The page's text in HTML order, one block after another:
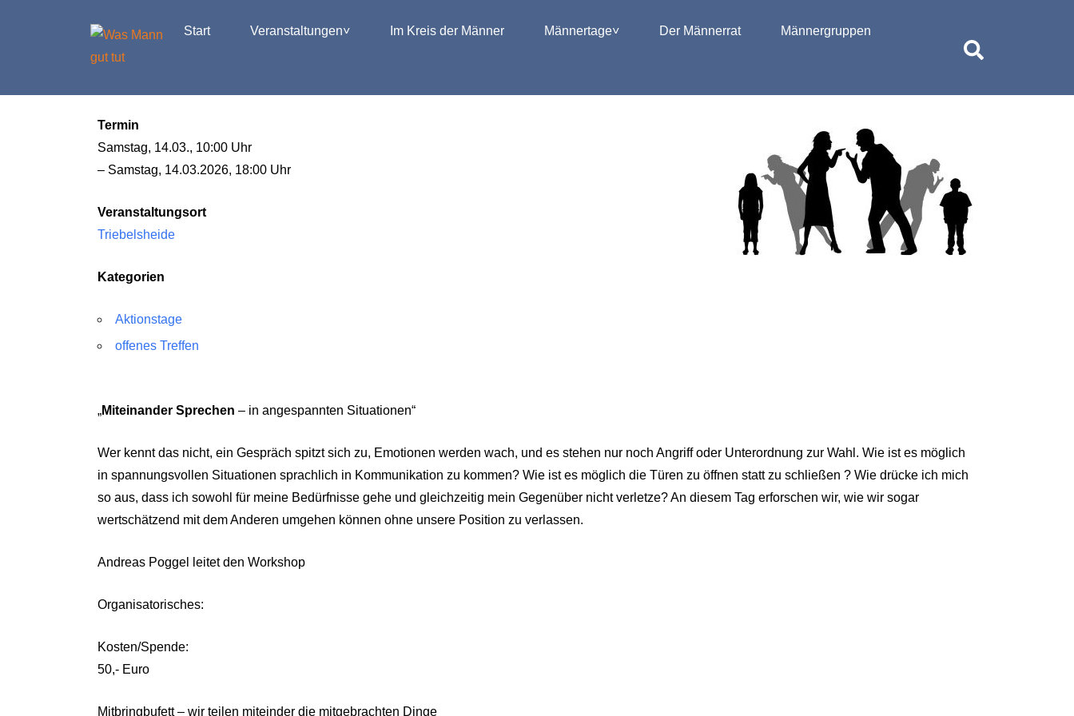
Start Veranstaltungen Im Kreis der Männer Männertage Der Männerrat Männergruppen
Termin
Samstag, 14.03., 10:00 Uhr
– Samstag, 14.03.2026, 18:00 Uhr
Veranstaltungsort
Triebelsheide
Kategorien
Aktionstage
offenes Treffen
„Miteinander Sprechen – in angespannten Situationen“
Wer kennt das nicht, ein Gespräch spitzt sich zu, Emotionen werden wach, und es stehen nur noch Angriff oder Unterordnung zur Wahl. Wie ist es möglich
in spannungsvollen Situationen sprachlich in Kommunikation zu kommen? Wie ist es möglich die Türen zu öffnen statt zu schließen ? Wie drücke ich mich
so aus, dass ich sowohl für meine Bedürfnisse gehe und gleichzeitig mein Gegenüber nicht verletze? An diesem Tag erforschen wir, wie wir sogar
wertschätzend mit dem Anderen umgehen können ohne unsere Position zu verlassen.
Andreas Poggel leitet den Workshop
Organisatorisches:
Kosten/Spende:
50,- Euro
Mitbringbufett – wir teilen miteinder die mitgebrachten Dinge